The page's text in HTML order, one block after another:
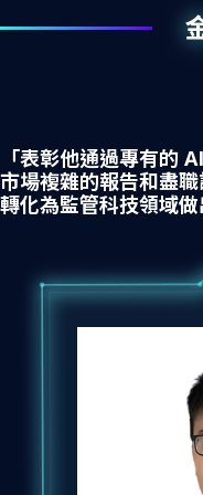
「表彰他通過專有的
市場複雜的報告和盡
轉化為監管科技領域做